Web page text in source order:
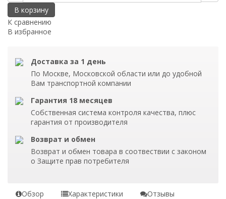
В корзину
К сравнению
В избранное
Доставка за 1 день
По Москве, Московской области или до удобной
Вам транспортной компании
Гарантия 18 месяцев
Собственная система контроля качества, плюс
гарантия от производителя
Возврат и обмен
Возврат и обмен товара в соотвествии с законом
о Защите прав потребителя
Обзор Характеристики Отзывы